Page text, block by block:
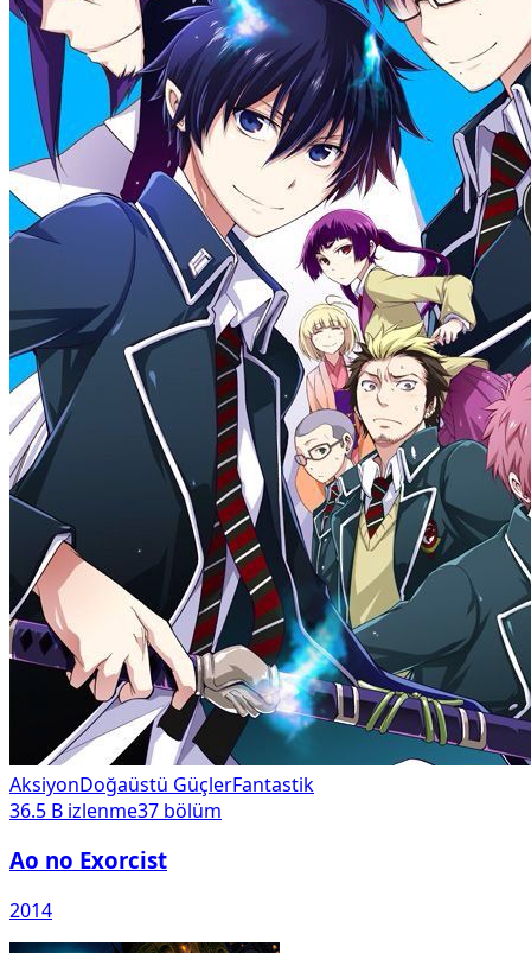
AksiyonDoğaüstü GüçlerFantastik
36.5 B izlenme37 bölüm
Ao no Exorcist
2014